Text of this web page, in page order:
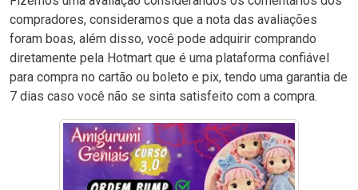
compradores, consideramos que a nota das avaliações
foram boas, além disso, você pode adquirir comprando
diretamente pela Hotmart que é uma plataforma confiável
para compra no cartão ou boleto e pix, tendo uma garantia de
7 dias caso você não se sinta satisfeito com a compra.